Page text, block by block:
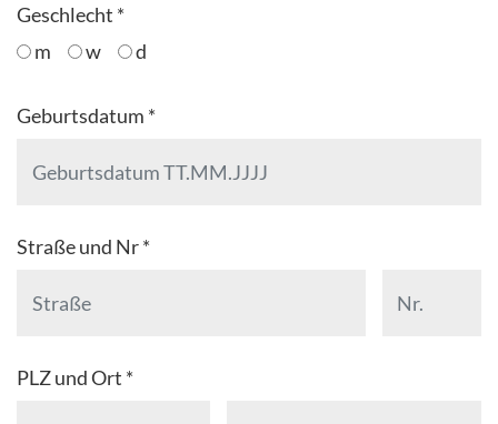
Geschlecht *
m
w d
Geburtsdatum *
Straße und Nr *
PLZ und Ort *